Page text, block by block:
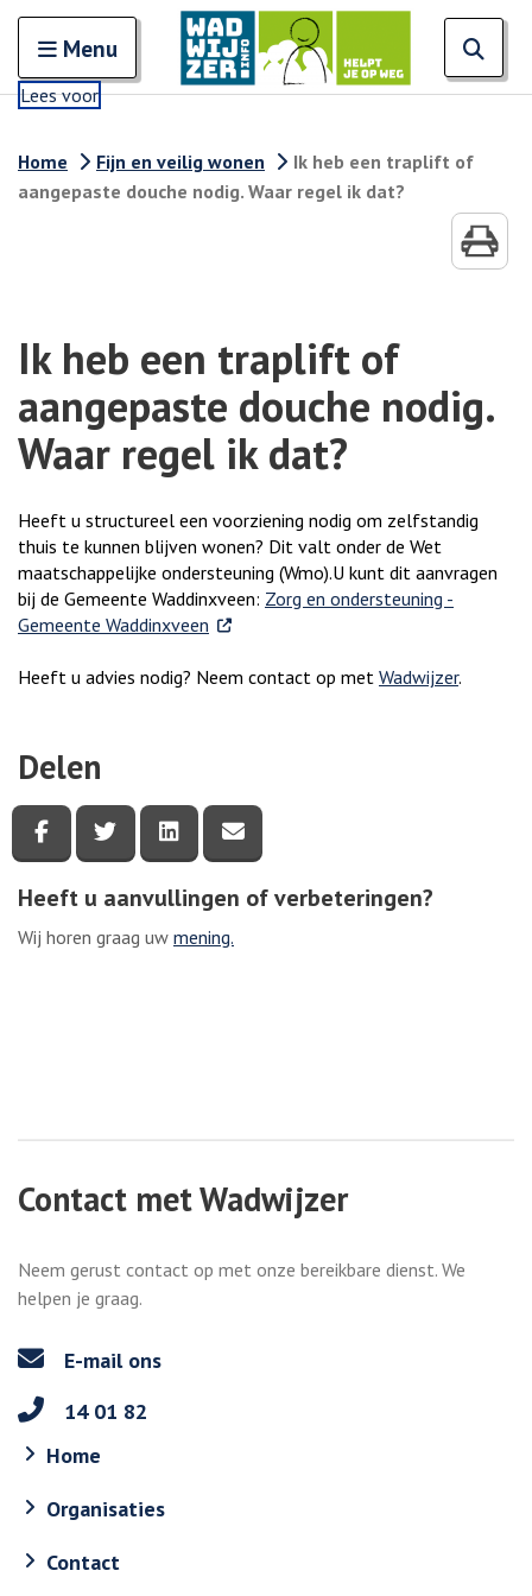
Open en sluit het
Menu
Lees voor
Home Fijn en veilig wonen
Ik heb een traplift of
aangepaste douche nodig. Waar regel ik dat?
Ik heb een traplift of
aangepaste douche nodig.
Waar regel ik dat?
Heeft u structureel een voorziening nodig om zelfstandig
thuis te kunnen blijven wonen? Dit valt onder de Wet
maatschappelijke ondersteuning (Wmo).U kunt dit aanvragen
bij de Gemeente Waddinxveen: Zorg en ondersteuning -
Gemeente Waddinxveen . Externe link
Heeft u advies nodig? Neem contact op met Wadwijzer.
Delen
Deel deze pagina via Facebook
Deel deze pagina via Twitter
Deel deze pagina via LinkedIn
Heeft u aanvullingen of verbeteringen?
Wij horen graag uw mening.
Contact met Wadwijzer
Neem gerust contact op met onze bereikbare dienst. We
helpen je graag.
E-mail ons
14 01 82
Home
Organisaties
Contact